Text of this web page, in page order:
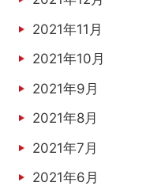
2021年11月
2021年10月
2021年9月
2021年8月
2021年7月
2021年6月